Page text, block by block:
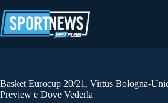
al
contenuto
Basket Eurocup 20/21, Virtus Bologna-
Preview e Dove Vederla